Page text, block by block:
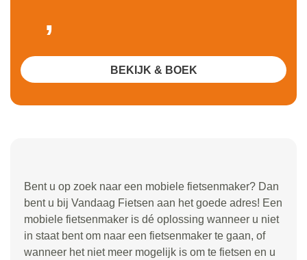
Bent u op zoek naar een mobiele fietsenmaker? Dan
bent u bij Vandaag Fietsen aan het goede adres! Een
mobiele fietsenmaker is dé oplossing wanneer u niet
in staat bent om naar een fietsenmaker te gaan, of
wanneer het niet meer mogelijk is om te fietsen en u
,
BEKIJK & BOEK